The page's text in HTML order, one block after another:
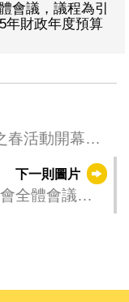
會議，議程為引
年財政年度預算
春活動開幕式
下一則圖片
全體會議，